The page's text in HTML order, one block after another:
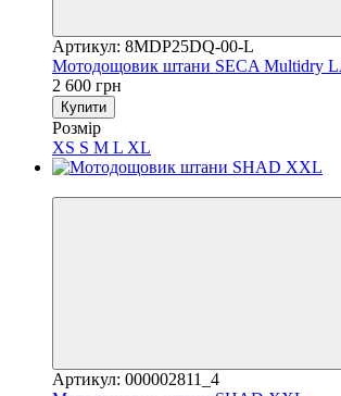
Артикул: 8MDP25DQ-00-L
Мотодощовик штани SECA Multidry
2 600 грн
Купити
Розмір
XS S M L XL
Артикул: 000002811_4